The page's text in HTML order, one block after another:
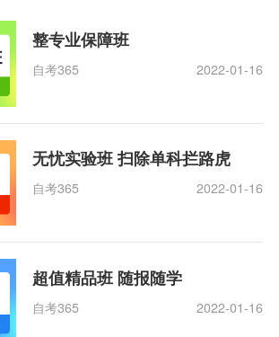
整专业保障班
自考365 2022-01-16
无忧实验班 扫除单科拦路虎
自考365 2022-01-16
超值精品班 随报随学
自考365 2022-01-16